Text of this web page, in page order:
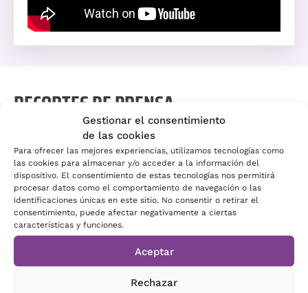
Gestionar el consentimiento
de las cookies
Para ofrecer las mejores experiencias, utilizamos tecnologías como
las cookies para almacenar y/o acceder a la información del
dispositivo. El consentimiento de estas tecnologías nos permitirá
procesar datos como el comportamiento de navegación o las
identificaciones únicas en este sitio. No consentir o retirar el
consentimiento, puede afectar negativamente a ciertas
características y funciones.
Aceptar
Rechazar
RECORTES DE PRENSA
Aquí recogemos algunas de nuestras apariciones en
prensa, pulsa en el enlace:
01/01/2019 –«Campaña Ambiseint comienza el
año morado’ ‘–Revista Emprendedores
«Ambiseint pone aroma al libro